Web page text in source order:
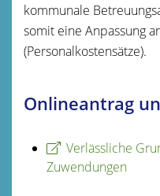
kommunale
somit eine Anpassung
(Personalkostensätze).
Onlineantrag
Verlässliche
Zuwendungen